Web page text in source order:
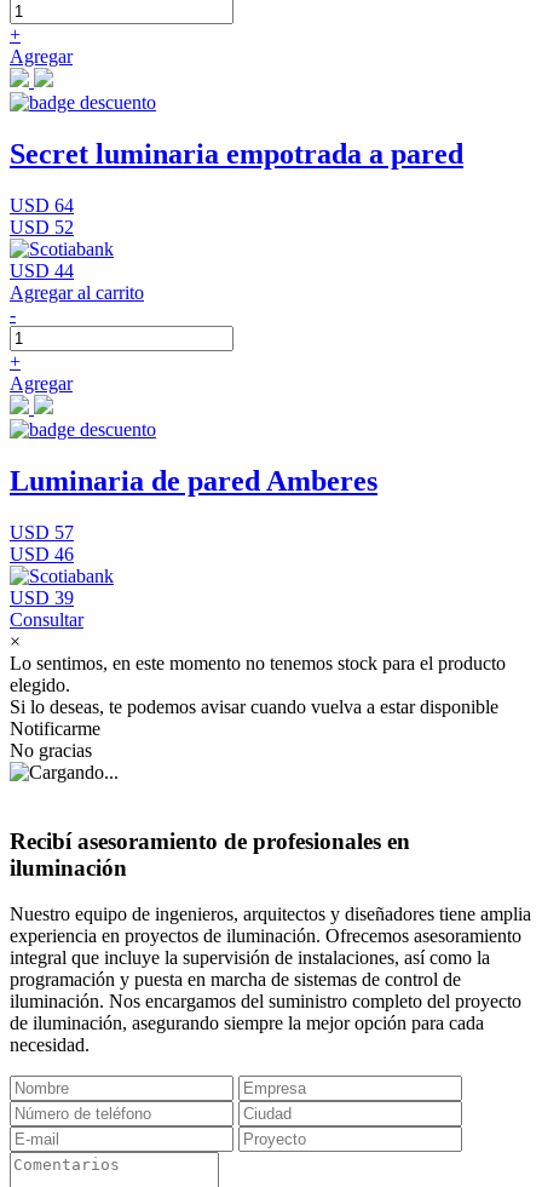
+
Agregar
Secret luminaria empotrada a pared
USD 64
USD 52
USD 44
Agregar al carrito
-
+
Agregar
Luminaria de pared Amberes
USD 57
USD 46
USD 39
Consultar
×
Lo sentimos, en este momento no tenemos stock para el producto
elegido.
Si lo deseas, te podemos avisar cuando vuelva a estar disponible
Notificarme
No gracias
Recibí asesoramiento de profesionales en
iluminación
Nuestro equipo de ingenieros, arquitectos y diseñadores tiene amplia
experiencia en proyectos de iluminación. Ofrecemos asesoramiento
integral que incluye la supervisión de instalaciones, así como la
programación y puesta en marcha de sistemas de control de
iluminación. Nos encargamos del suministro completo del proyecto
de iluminación, asegurando siempre la mejor opción para cada
necesidad.